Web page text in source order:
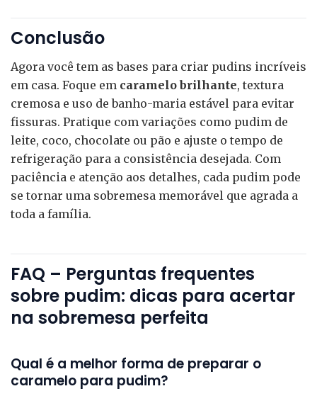
Conclusão
Agora você tem as bases para criar pudins incríveis
em casa. Foque em caramelo brilhante, textura
cremosa e uso de banho-maria estável para evitar
fissuras. Pratique com variações como pudim de
leite, coco, chocolate ou pão e ajuste o tempo de
refrigeração para a consistência desejada. Com
paciência e atenção aos detalhes, cada pudim pode
se tornar uma sobremesa memorável que agrada a
toda a família.
FAQ – Perguntas frequentes
sobre pudim: dicas para acertar
na sobremesa perfeita
Qual é a melhor forma de preparar o
caramelo para pudim?